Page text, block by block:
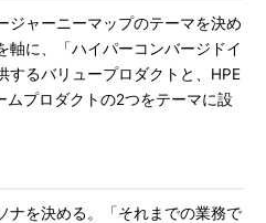
ャーニーマップのテーマを決め
軸に、「ハイパーコンバージドイ
するバリュープロダクトと、HPE
プロダクトの2つをテーマに設
を決める。「それまでの業務で